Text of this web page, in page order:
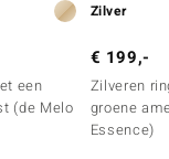
een
(de Melo
Zilver
€ 199,-
Zilveren
groene
Essence)